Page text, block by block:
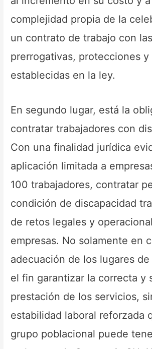
complejidad propia de la
un contrato de trabajo con las
prerrogativas, protecciones
establecidas en la ley.
En segundo lugar, está la
contratar trabajadores con
Con una finalidad jurídica
aplicación limitada a
100 trabajadores, contratar
condición de discapacidad
de retos legales y
empresas. No solamente en
adecuación de los lugares
el fin garantizar la correcta y
prestación de los servicios,
estabilidad laboral reforzada
grupo poblacional puede